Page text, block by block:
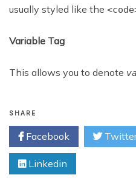
usually styled like the
Variable Tag
This allows you to denote
SHARE
Facebook
Linkedin